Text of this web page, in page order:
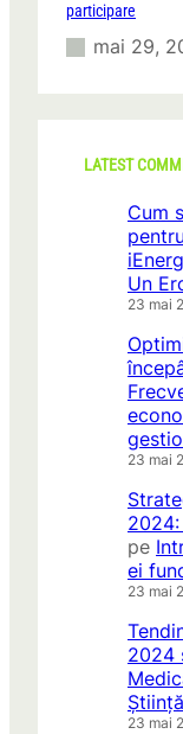
participare
mai 29,
LATEST
Cum
Un
23 mai
23 mai
pe
ei
23 mai
2024
23 mai